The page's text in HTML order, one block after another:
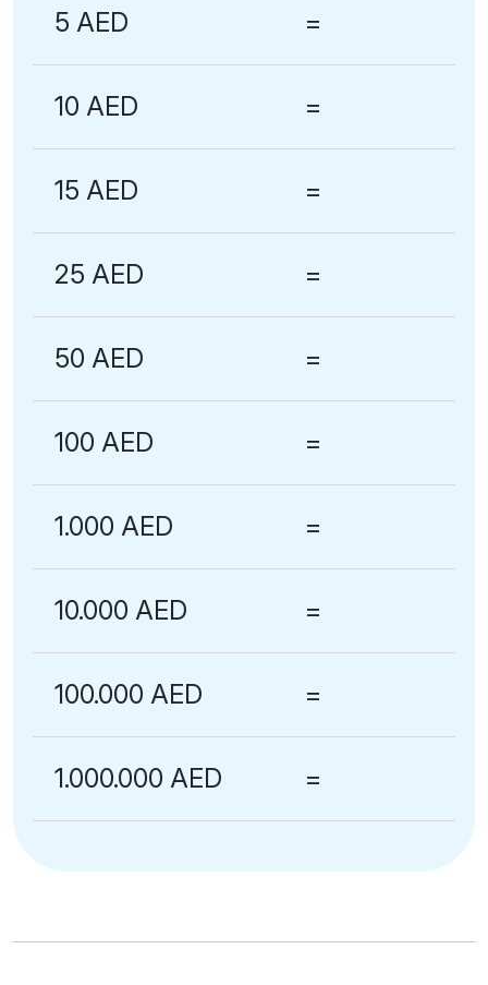
5 AED =
10 AED =
15 AED =
25 AED =
50 AED =
100 AED =
1.000 AED =
10.000 AED =
100.000 AED =
1.000.000 AED =